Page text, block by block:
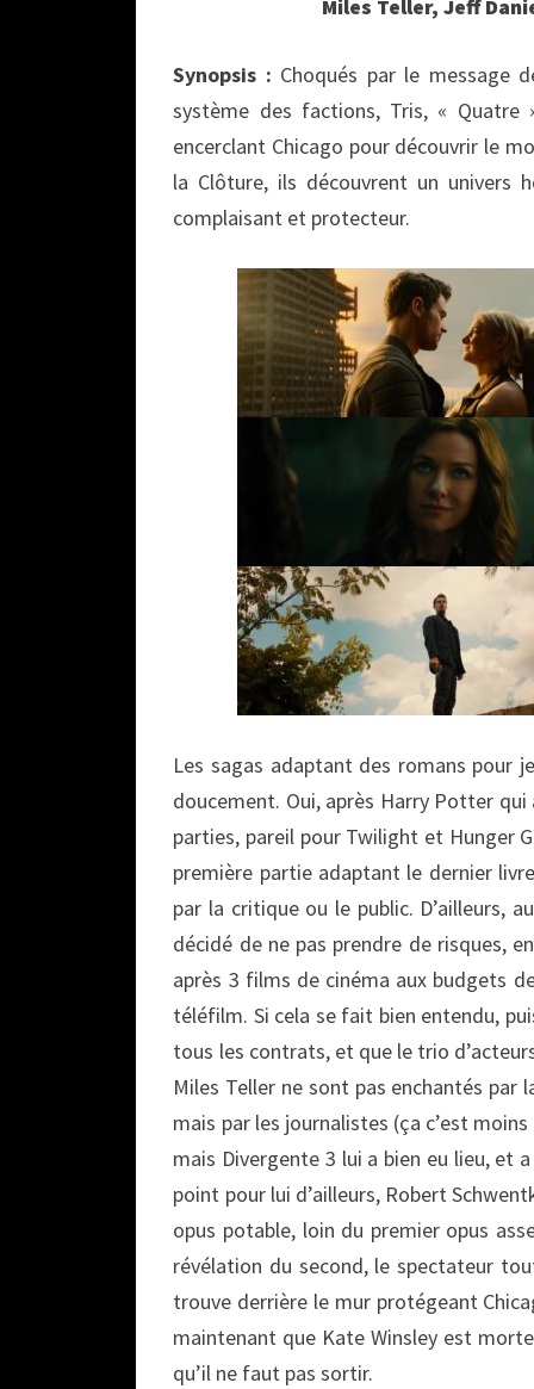
Miles Teller, Jeff
Synopsis : Choqués par le message
système des factions, Tris, «
encerclant Chicago pour découvrir le
la Clôture, ils découvrent un univers
complaisant et protecteur.
Les sagas adaptant des romans pour
doucement. Oui, après Harry Potter
parties, pareil pour Twilight et Hunger
première partie adaptant le dernier
par la critique ou le public. D’ailleurs,
décidé de ne pas prendre de risques,
après 3 films de cinéma aux budgets
téléfilm. Si cela se fait bien entendu,
tous les contrats, et que le trio
Miles Teller ne sont pas enchantés par
mais par les journalistes (ça c’est
mais Divergente 3 lui a bien eu lieu, et
point pour lui d’ailleurs, Robert
opus potable, loin du premier opus
révélation du second, le spectateur
trouve derrière le mur protégeant
maintenant que Kate Winsley est
qu’il ne faut pas sortir.